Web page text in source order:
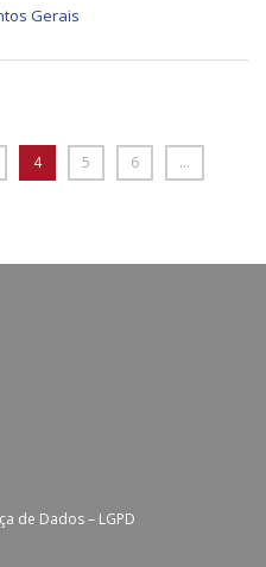
Gerais
4 5 6
…
de Dados – LGPD